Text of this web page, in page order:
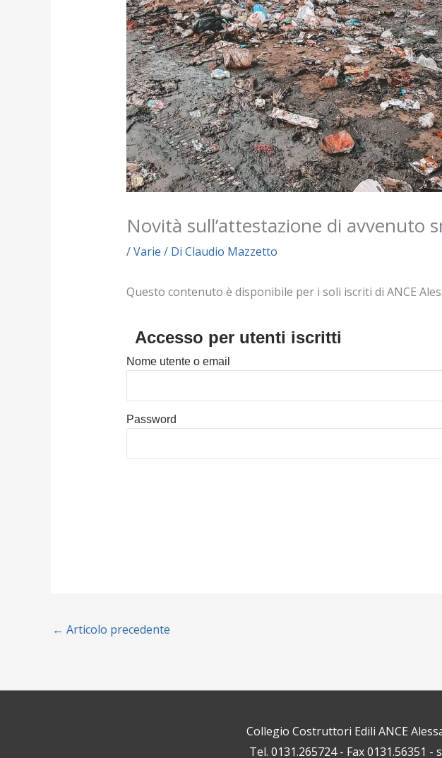
Novità sull’attestazione di avvenuto
/Varie / Di Claudio Mazzetto
Questo contenuto è disponibile per i soli iscriti di ANCE
Accesso per utenti iscritti
Nome utente o email
Password
← Articolo precedente
Collegio Costruttori Edili ANCE
Tel. 0131.265724 - Fax 0131.56351